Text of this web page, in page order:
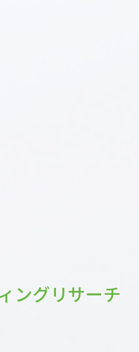
ングリサーチ